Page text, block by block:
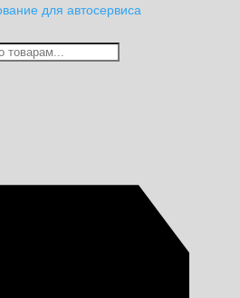
для автосервиса